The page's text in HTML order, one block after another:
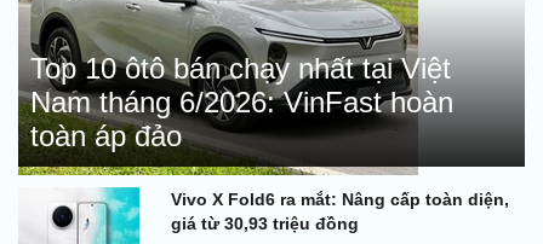
Top 10 ôtô bán chạy nhất tại Việt
Nam tháng 6/2026: VinFast hoàn
toàn áp đảo
Vivo X Fold6 ra mắt: Nâng cấp toàn diện,
giá từ 30,93 triệu đồng